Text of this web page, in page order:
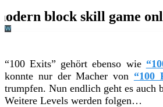
“100 Exits” gehört ebenso wie
konnte nur der Macher von “100
trumpfen. Nun endlich geht es auch
Weitere Levels werden folgen…